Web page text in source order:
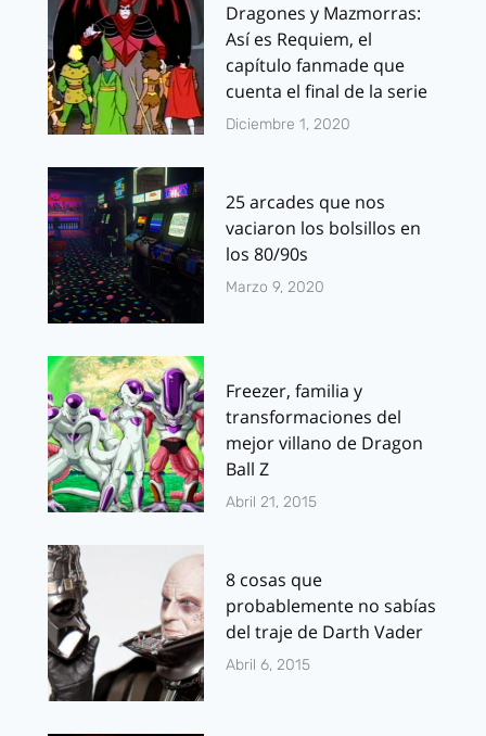
Dragones y Mazmorras:
Así es Requiem, el
capítulo fanmade que
cuenta el final de la serie
Diciembre 1, 2020
25 arcades que nos
vaciaron los bolsillos en
los 80/90s
Marzo 9, 2020
Freezer, familia y
transformaciones del
mejor villano de Dragon
Ball Z
Abril 21, 2015
8 cosas que
probablemente no sabías
del traje de Darth Vader
Abril 6, 2015